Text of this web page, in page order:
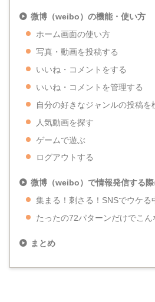
微博（weibo）の機能・使い方
ホーム画面の使い方
写真・動画を投稿する
いいね・コメントをする
いいね・コメントを管理する
自分の好きなジャンルの投稿を
人気動画を探す
ゲームで遊ぶ
ログアウトする
微博（weibo）で情報発信する
集まる！刺さる！SNSでウケる
たったの72パターンだけでこ
まとめ